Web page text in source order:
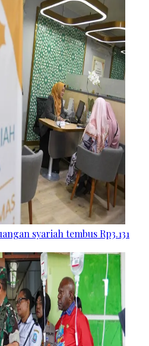
syariah tembus Rp3.131